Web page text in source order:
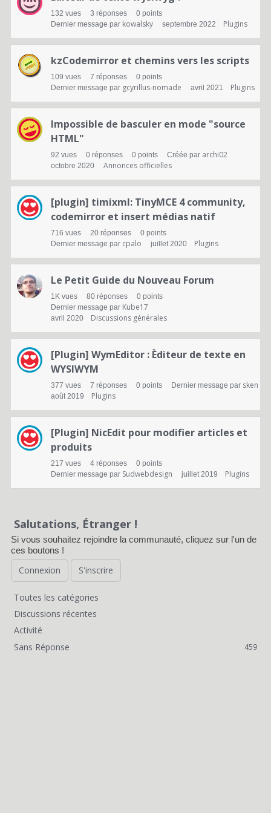
d
e
d
s
c
u
s
n
s
132 vues 3 réponses 0 points
Dernier message par kowalsky septembre 2022 Plugins
kzCodemirror et chemins vers les scripts
109 vues 7 réponses 0 points
Dernier message par gcyrillus-nomade avril 2021 Plugins
Impossible de basculer en mode "source
HTML"
92 vues 0 réponses 0 points Créée par archi02
octobre 2020 Annonces officielles
[plugin] timixml: TinyMCE 4 community,
codemirror et insert médias natif
716 vues 20 réponses 0 points
Dernier message par cpalo juillet 2020 Plugins
Le Petit Guide du Nouveau Forum
1K vues 80 réponses 0 points
Dernier message par Kube17
avril 2020 Discussions générales
[Plugin] WymEditor : Èditeur de texte en
WYSIWYM
377 vues 7 réponses 0 points Dernier message par sken
août 2019 Plugins
[Plugin] NicEdit pour modifier articles et
produits
217 vues 4 réponses 0 points
Dernier message par Sudwebdesign juillet 2019 Plugins
Salutations, Étranger !
Si vous souhaitez rejoindre la communauté, cliquez sur l'un de
ces boutons !
Connexion S'inscrire
L
i
e
Toutes les catégories
Discussions récentes
Activité
Sans Réponse
459